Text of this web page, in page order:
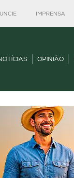
IMPRENSA
OPINIÃO